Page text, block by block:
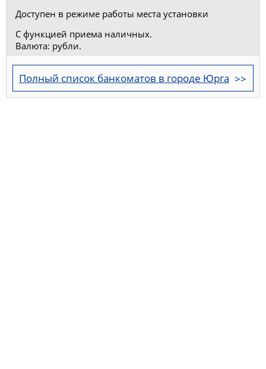
Доступен в режиме работы места установки
С функцией приема наличных.
Валюта: рубли.
Полный список банкоматов в городе Юрга